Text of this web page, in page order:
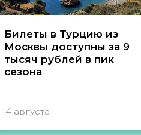
Билеты в Турцию из
Москвы доступны за 9
тысяч рублей в пик
сезона
4 августа